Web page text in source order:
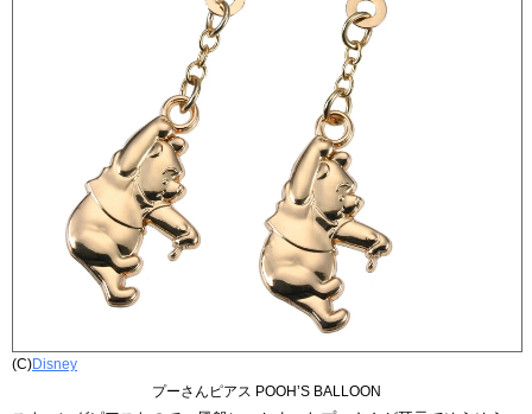
(C)Disney
プーさんピアス POOH’S BALLOON